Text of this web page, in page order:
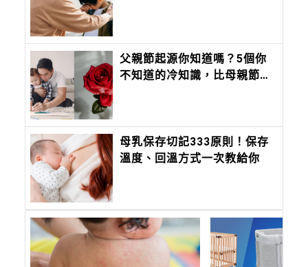
父親節起源你知道嗎？5個你
不知道的冷知識，比母親節晚
母乳保存切記333原則！保存
溫度、回溫方式一次教給你